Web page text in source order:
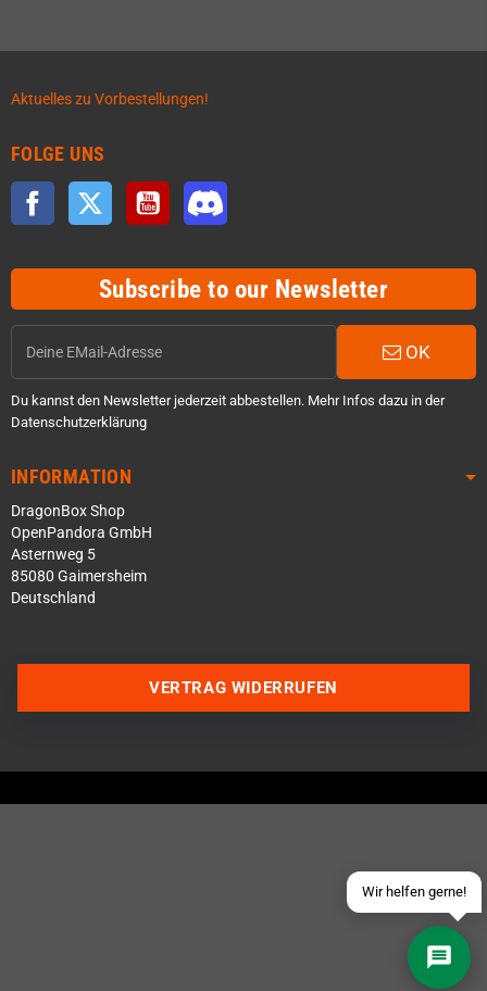
Aktuelles zu Vorbestellungen!
FOLGE UNS
Facebook Twitter YouTube
Subscribe to our Newsletter
OK
Du kannst den Newsletter jederzeit abbestellen. Mehr Infos dazu in der
Datenschutzerklärung
INFORMATION
DragonBox Shop
OpenPandora GmbH
Asternweg 5
85080 Gaimersheim
Deutschland
Wir helfen gerne!
Über WhatsApp schreiben
Schick uns eine eMail
VERTRAG WIDERRUFEN